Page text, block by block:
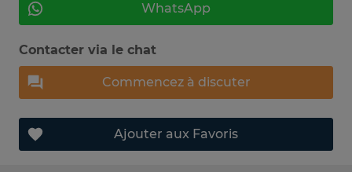
WhatsApp
Contacter via le chat
Commencez à discuter
Ajouter aux Favoris